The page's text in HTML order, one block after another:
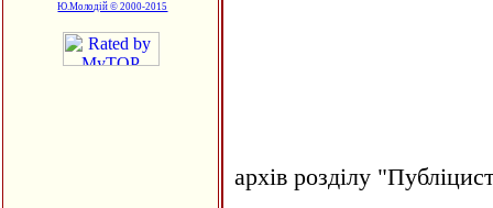
Ю.Молодій © 2000-2015
архів розділу